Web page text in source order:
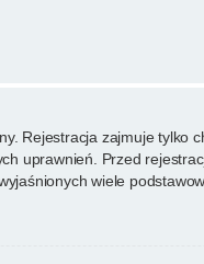
Rejestracja zajmuje tylko
uprawnień. Przed
wiele